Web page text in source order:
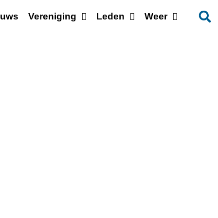
Vereniging Leden Weer